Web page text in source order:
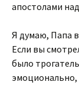
апостолами
Я думаю, Папа
Если вы
было
эмоционально,